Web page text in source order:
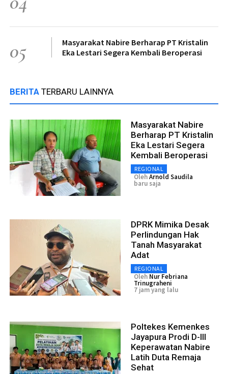
05
Masyarakat Nabire Berharap PT Kristalin
Eka Lestari Segera Kembali Beroperasi
BERITA TERBARU LAINNYA
Masyarakat Nabire
Berharap PT Kristalin
Eka Lestari Segera
Kembali Beroperasi
REGIONAL
OlehArnold Saudila
baru saja
DPRK Mimika Desak
Perlindungan Hak
Tanah Masyarakat
Adat
REGIONAL
Oleh Nur Febriana
Trinugraheni
7 jam yang lalu
Poltekes Kemenkes
Jayapura Prodi D-III
Keperawatan Nabire
Latih Duta Remaja
Sehat